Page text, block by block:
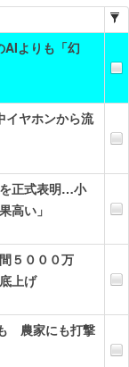
AIよりも「幻
イヤホンから流
を正式表明…小
高い」
５０００万
上げ
農家にも打撃